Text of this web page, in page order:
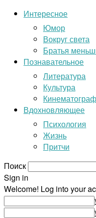
Интересное
Юмор
Вокруг света
Братья
Познавательное
Литература
Культура
Кинематограф
Вдохновляющее
Психология
Жизнь
Притчи
Поиск
Sign in
Welcome! Log into your